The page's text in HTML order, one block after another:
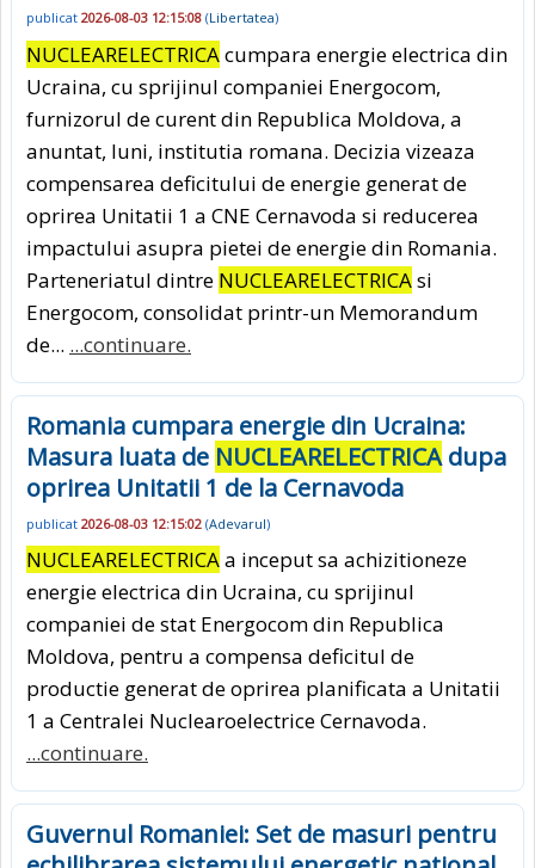
publicat 2026-08-03 12:15:08 (Libertatea)
NUCLEARELECTRICAcumpara energie electrica din
Ucraina, cu sprijinul companiei Energocom,
furnizorul de curent din Republica Moldova, a
anuntat, luni, institutia romana. Decizia vizeaza
compensarea deficitului de energie generat de
oprirea Unitatii 1 a CNE Cernavoda si reducerea
impactului asupra pietei de energie din Romania.
Parteneriatul dintre NUCLEARELECTRICAsi
Energocom, consolidat printr-un Memorandum
de... ...continuare.
Romania cumpara energie din Ucraina:
Masura luata de NUCLEARELECTRICAdupa
oprirea Unitatii 1 de la Cernavoda
publicat 2026-08-03 12:15:02 (Adevarul)
NUCLEARELECTRICAa inceput sa achizitioneze
energie electrica din Ucraina, cu sprijinul
companiei de stat Energocom din Republica
Moldova, pentru a compensa deficitul de
productie generat de oprirea planificata a Unitatii
1 a Centralei Nuclearoelectrice Cernavoda.
...continuare.
Guvernul Romaniei: Set de masuri pentru